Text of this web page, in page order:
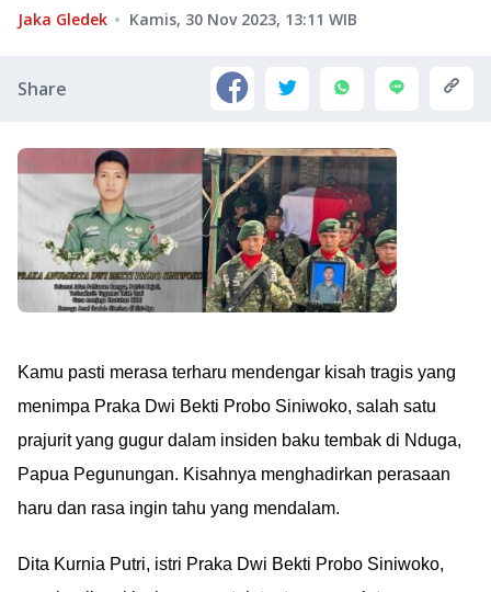
Jaka Gledek Kamis, 30 Nov 2023, 13:11 WIB
Share
Kamu pasti merasa terharu mendengar kisah tragis yang
menimpa Praka Dwi Bekti Probo Siniwoko, salah satu
prajurit yang gugur dalam insiden baku tembak di Nduga,
Papua Pegunungan. Kisahnya menghadirkan perasaan
haru dan rasa ingin tahu yang mendalam.
Dita Kurnia Putri, istri Praka Dwi Bekti Probo Siniwoko,